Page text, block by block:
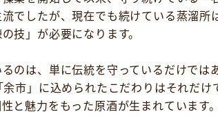
でしたが、現在でも続けている蒸溜
技」が必要になります。
のは、単に伝統を守っているだけで
市」に込められたこだわりはそれだ
と魅力をもった原酒が生まれていま